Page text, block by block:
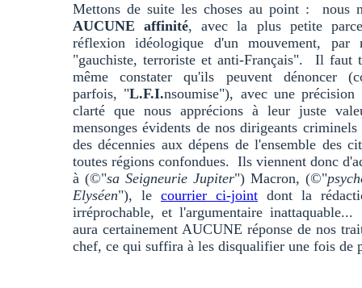
Mettons de suite les choses au point : nous
AUCUNE affinité, avec la plus petite
réflexion idéologique d'un mouvement, par
"gauchiste, terroriste et anti-Français". Il faut
même constater qu'ils peuvent dénoncer
parfois, "L.F.I.nsoumise"), avec une précision
clarté que nous apprécions à leur juste
mensonges évidents de nos dirigeants criminels
des décennies aux dépens de l'ensemble des
toutes régions confondues. Ils viennent donc
à (©"sa Seigneurie Jupiter") Macron, (©"
Elyséen"), le courrier ci-joint dont la
irréprochable, et l'argumentaire
aura certainement AUCUNE réponse de nos
chef, ce qui suffira à les disqualifier une fois de